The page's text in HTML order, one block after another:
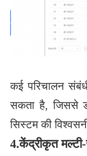
कई परिचालन
सकता है, जिससे
सिस्टम की
4.केंद्रीकृत